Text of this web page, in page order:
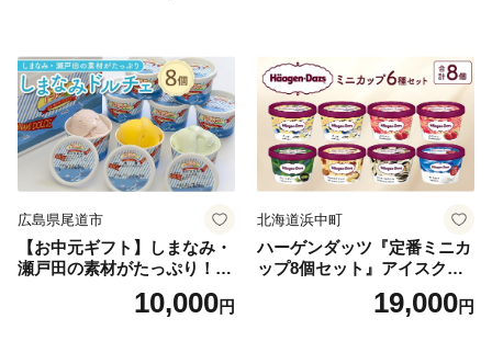
広島県尾道市
【お中元ギフト】しまなみ・
瀬戸田の素材がたっぷり！ジ
10,000円
北海道浜中町
ハーゲンダッツ『定番ミニカ
ップ8個セット』アイスクリ
ーム アイス スイーツ デザー
19,000円